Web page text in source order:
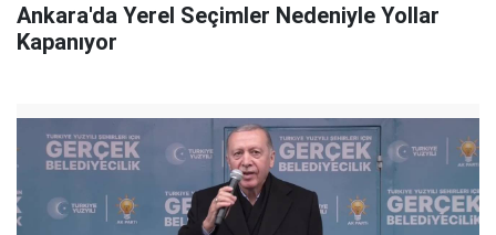
Ankara'da Yerel Seçimler Nedeniyle Yollar
Kapanıyor